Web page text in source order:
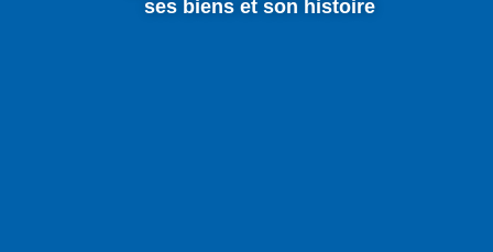
ses biens et son histoire